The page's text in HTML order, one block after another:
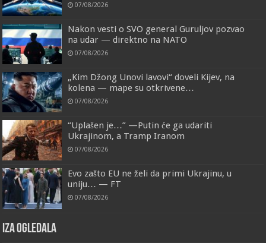
07/08/2026
Nakon vesti o SVO general Guruljov pozvao
na udar — direktno na NATO
07/08/2026
„Kim Džong Unovi lavovi“ doveli Kijev, na
kolena — mape su otkrivene…
07/08/2026
“Uplašen je…” —Putin će ga udariti
Ukrajinom, a Tramp Iranom
07/08/2026
Evo zašto EU ne želi da primi Ukrajinu, u
uniju… — FT
07/08/2026
IZA OGLEDALA